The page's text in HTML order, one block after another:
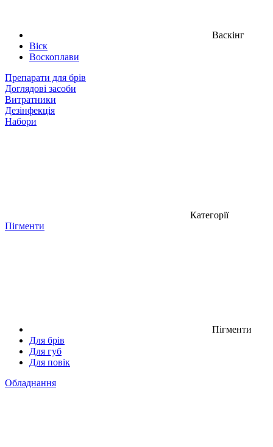
Васкінг
Віск
Воскоплави
Препарати для брів
Доглядові засоби
Витратники
Дезінфекція
Набори
Категорії
Пігменти
Пігменти
Для брів
Для губ
Для повік
Обладнання